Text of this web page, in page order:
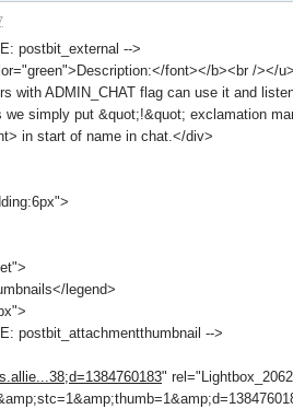
postbit_external -->
font></b><br /></
with ADMIN_CHAT flag can use it and
we simply put &quot;!&quot; exclamation
in start of name in chat.</div>
legend>
postbit_attachmentthumbnail -->
"